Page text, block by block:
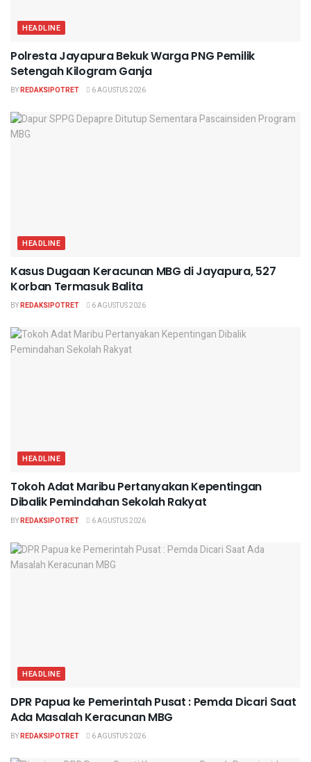
HEADLINE
Polresta Jayapura Bekuk Warga PNG Pemilik
Setengah Kilogram Ganja
BYREDAKSIPOTRET 6 AGUSTUS 2026
HEADLINE
Kasus Dugaan Keracunan MBG di Jayapura, 527
Korban Termasuk Balita
BYREDAKSIPOTRET 6 AGUSTUS 2026
HEADLINE
Tokoh Adat Maribu Pertanyakan Kepentingan
Dibalik Pemindahan Sekolah Rakyat
BYREDAKSIPOTRET 6 AGUSTUS 2026
HEADLINE
DPR Papua ke Pemerintah Pusat : Pemda Dicari Saat
Ada Masalah Keracunan MBG
BYREDAKSIPOTRET 6 AGUSTUS 2026